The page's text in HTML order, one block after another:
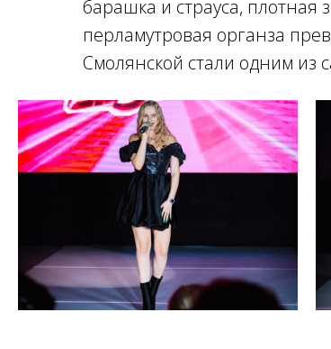
барашка и страуса, плотная
перламутровая органза
Смолянской стали одним из